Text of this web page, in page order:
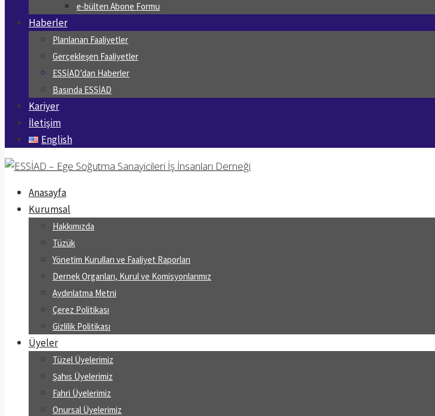
e-bülten Abone Formu
Haberler
Planlanan Faaliyetler
Gerçekleşen Faaliyetler
ESSİAD’dan Haberler
Basında ESSİAD
Kariyer
İletişim
English
Anasayfa
Kurumsal
Hakkımızda
Tüzük
Yönetim Kurulları ve Faaliyet Raporları
Dernek Organları, Kurul ve Komisyonlarımız
Aydınlatma Metni
Çerez Politikası
Gizlilik Politikası
Üyeler
Tüzel Üyelerimiz
Şahıs Üyelerimiz
Fahri Üyelerimiz
Onursal Üyelerimiz